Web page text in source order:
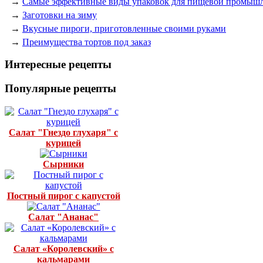
→ Заготовки на зиму
→ Вкусные пироги, приготовленные своими руками
→ Преимущества тортов под заказ
Интересные рецепты
Популярные рецепты
Салат "Гнездо глухаря" с
курицей
Сырники
Постный пирог с капустой
Салат "Ананас"
Салат «Королевский» с
кальмарами